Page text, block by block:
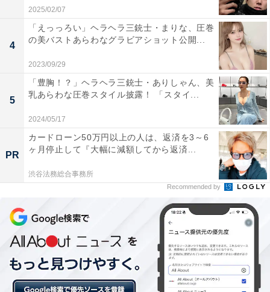
2025/02/07
4
「えっっろい」ヘラヘラ三銃士・まりな、圧巻
の美バストあらわなグラビアショット公開...
2023/09/29
5
「豊胸！？」ヘラヘラ三銃士・ありしゃん、美
乳あらわな圧巻スタイル披露！ 「スタイ...
2024/05/17
PR
カードローン50万円以上の人は、返済を3～6
ヶ月停止して『大幅に減額してから返済...
渋谷法務総合事務所
Recommended by